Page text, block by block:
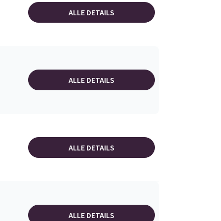
ALLE DETAILS
ALLE DETAILS
ALLE DETAILS
ALLE DETAILS